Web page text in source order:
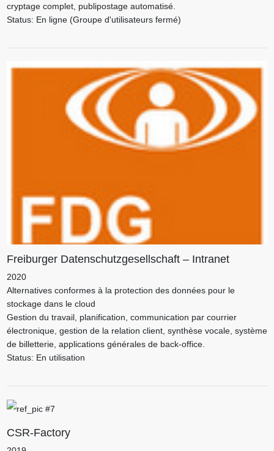
cryptage complet, publipostage automatisé.
Status: En ligne (Groupe d'utilisateurs fermé)
Freiburger Datenschutzgesellschaft – Intranet
2020
Alternatives conformes à la protection des données pour le
stockage dans le cloud
Gestion du travail, planification, communication par courrier
électronique, gestion de la relation client, synthèse vocale, système
de billetterie, applications générales de back-office.
Status: En utilisation
CSR-Factory